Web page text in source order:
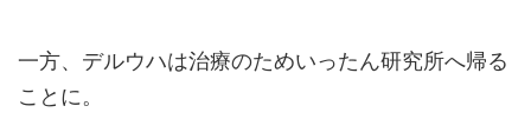
一方、デルウハは治療のためいったん研究所へ帰る
ことに。